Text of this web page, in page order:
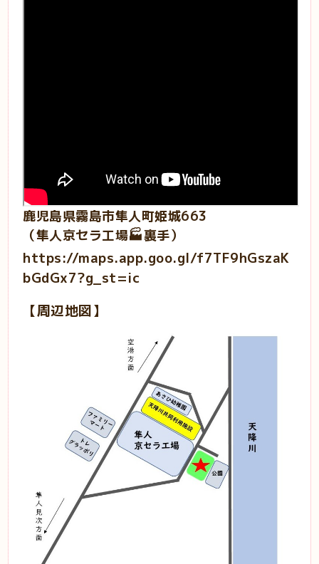
鹿児島県霧島市隼人町姫城663
（隼人京セラ工場🏭裏手）
https://maps.app.goo.gl/f7TF9hGszaK
bGdGx7?g_st=ic
【周辺地図】